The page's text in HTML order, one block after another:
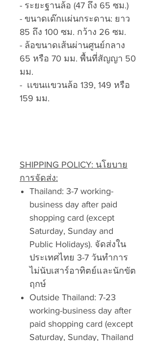
- ระยะฐานล้อ (47 ถึง 65 ซม.)
- ขนาดเด๊กเเผ่นกระดาน: ยาว
85 ถึง 100 ซม. กว้าง 26 ซม.
- ล้อขนาดเส้นผ่านศูนย์กลาง
65 หรือ 70 มม. พื้นที่สัญญา 50
มม.
- เเขนแขวนล้อ 139, 149 หรือ
159 มม.
SHIPPING POLICY: นโยบาย
การจัดส่ง:
Thailand: 3-7 working-
business day after paid
shopping card (except
Saturday, Sunday and
Public Holidays). จัดส่งใน
ประเทศไทย 3-7 วันทำการ
ไม่นับเสาร์อาทิตย์และนักขัต
ฤกษ์
Outside Thailand: 7-23
working-business day after
paid shopping card (except
Saturday, Sunday, Thailand